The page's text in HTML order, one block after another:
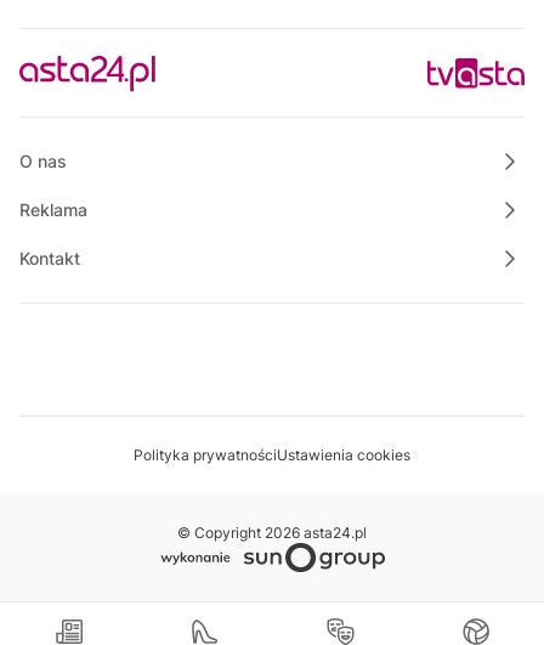
O nas
Reklama
Kontakt
Polityka prywatnościUstawienia cookies
© Copyright 2026 asta24.pl